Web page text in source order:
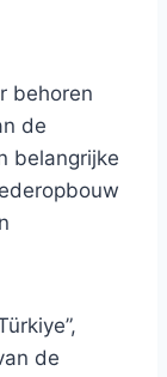
behoren
de
belangrijke
de